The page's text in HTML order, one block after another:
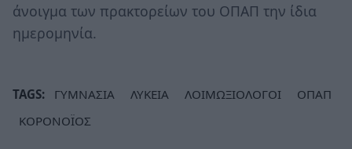
άνοιγμα των πρακτορείων του ΟΠΑΠ την ίδια
ημερομηνία.
TAGS: ΓΥΜΝΑΣΙΑ ΛΥΚΕΙΑ ΛΟΙΜΩΞΙΟΛΟΓΟΙ
ΟΠΑΠ
ΚΟΡΟΝΟΪΟΣ